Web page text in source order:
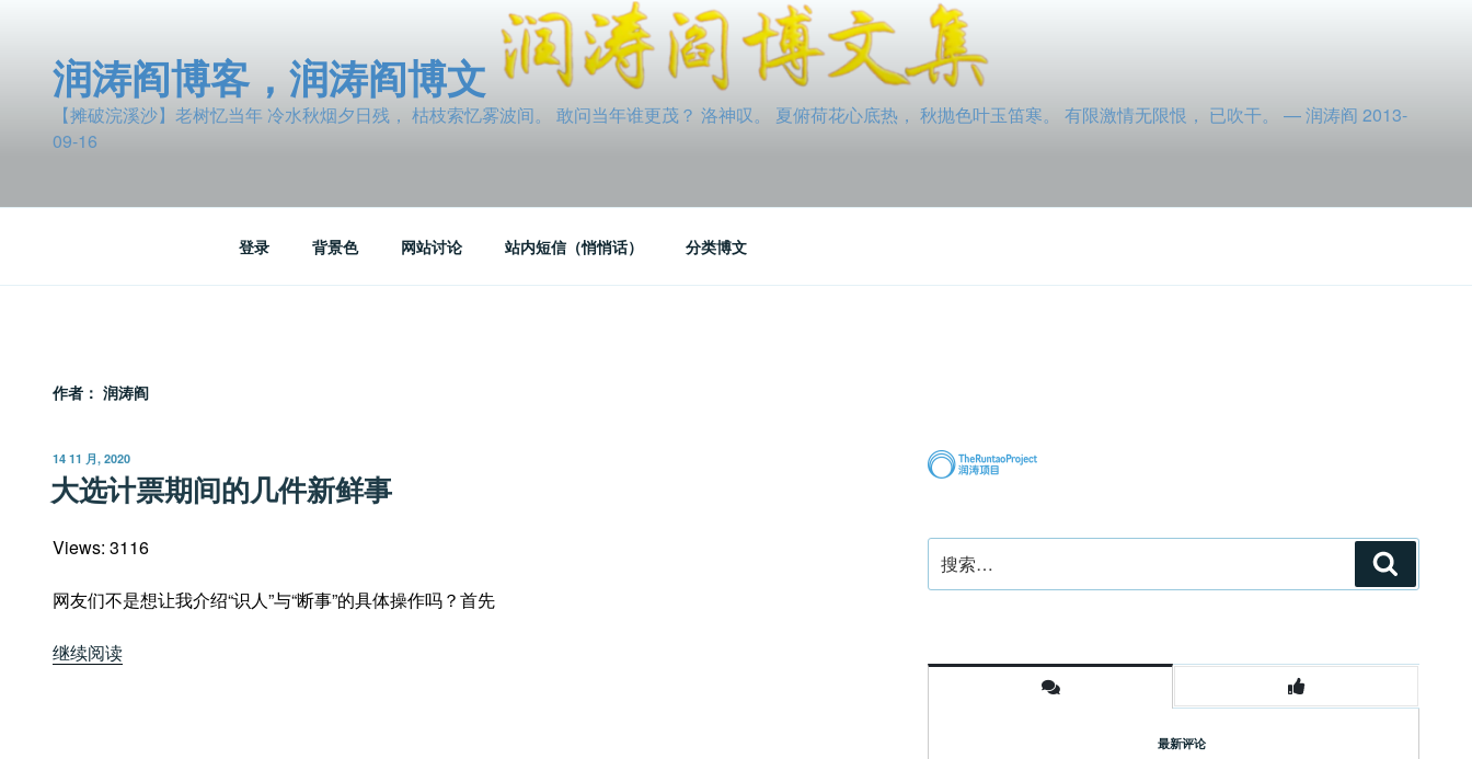
润涛阎博客，润涛阎博文
【摊破浣溪沙】老树忆当年 冷水秋烟夕日残， 枯枝索忆雾波间。 敢问当年谁更茂？ 洛神叹。 夏俯荷花心底热， 秋抛色叶玉笛寒。 有限激情无限恨， 已吹干。 — 润涛阎 2013-
09-16
登录 背景色 网站讨论 站内短信（悄悄话） 分类博文
作者： 润涛阎
发
布
于
14 11 月, 2020
大选计票期间的几件新鲜事
Views: 3116
网友们不是想让我介绍“识人”与“断事”的具体操作吗？首先
继续阅读“大
索：
索
最新评论